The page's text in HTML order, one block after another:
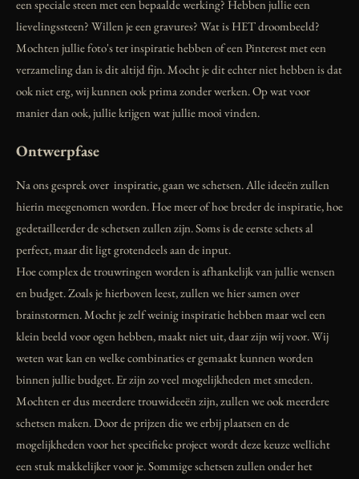
een speciale steen met een bepaalde werking? Hebben jullie een
lievelingssteen? Willen je een gravures? Wat is HET droombeeld?
Mochten jullie foto's ter inspiratie hebben of een Pinterest met een
verzameling dan is dit altijd fijn. Mocht je dit echter niet hebben is dat
ook niet erg, wij kunnen ook prima zonder werken. Op wat voor
manier dan ook, jullie krijgen wat jullie mooi vinden.
Ontwerpfase
Na ons gesprek over inspiratie, gaan we schetsen. Alle ideeën zullen
hierin meegenomen worden. Hoe meer of hoe breder de inspiratie, hoe
gedetailleerder de schetsen zullen zijn. Soms is de eerste schets al
perfect, maar dit ligt grotendeels aan de input.
Hoe complex de trouwringen worden is afhankelijk van jullie wensen
en budget. Zoals je hierboven leest, zullen we hier samen over
brainstormen. Mocht je zelf weinig inspiratie hebben maar wel een
klein beeld voor ogen hebben, maakt niet uit, daar zijn wij voor. Wij
weten wat kan en welke combinaties er gemaakt kunnen worden
binnen jullie budget. Er zijn zo veel mogelijkheden met smeden.
Mochten er dus meerdere trouwideeën zijn, zullen we ook meerdere
schetsen maken. Door de prijzen die we erbij plaatsen en de
mogelijkheden voor het specifieke project wordt deze keuze wellicht
een stuk makkelijker voor je. Sommige schetsen zullen onder het